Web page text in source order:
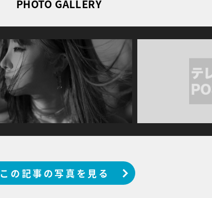
PHOTO GALLERY
この記事の写真を見る